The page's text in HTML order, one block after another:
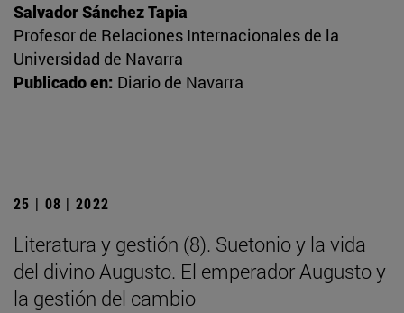
Salvador Sánchez Tapia
Profesor de Relaciones Internacionales de la
Universidad de Navarra
Publicado en: Diario de Navarra
25 | 08 | 2022
Literatura y gestión (8). Suetonio y la vida
del divino Augusto. El emperador Augusto y
la gestión del cambio